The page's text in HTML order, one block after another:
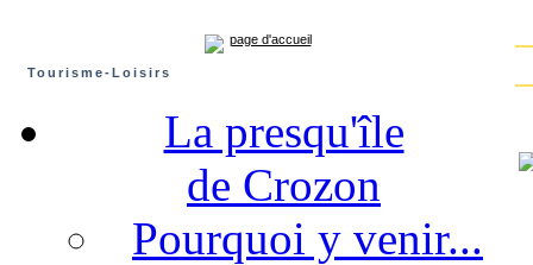
page d'accueil
Tourisme-Loisirs
La presqu'île
de Crozon
Pourquoi y venir...